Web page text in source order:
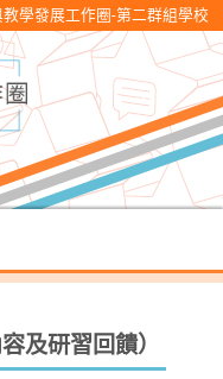
學發展工作圈-第二群組學校
及研習回饋）